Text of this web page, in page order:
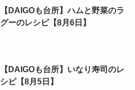
【DAIGOも台所】ハムと野菜のラ
グーのレシピ【8月6日】
【DAIGOも台所】いなり寿司のレ
シピ【8月5日】